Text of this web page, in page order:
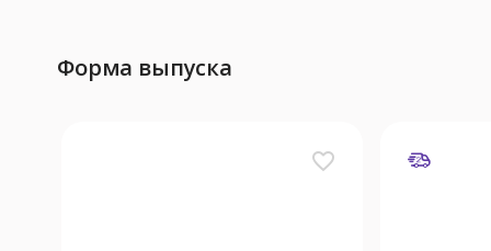
Форма выпуска
favorite_border